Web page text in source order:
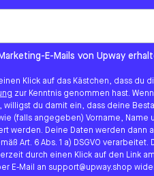
hear from us?
E-Mails von Upway
Klick auf das Kästchen, dass du
zur Kenntnis genommen hast.
willigst du damit ein, dass deine
(falls angegeben) Vorname, Name
werden. Deine Daten werden dann
Art. 6 Abs. 1 a) DSGVO verarbeitet.
durch einen Klick auf den Link
E-Mail an support@upway.shop